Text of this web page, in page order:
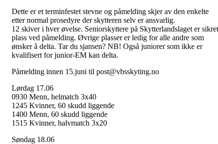
Dette er et terminfestet stevne og påmelding skjer av den enkelte
etter normal prosedyre der skytteren selv er ansvarlig.
12 skiver i hver øvelse. Seniorskyttere på Skytterlandslaget er sikret
plass ved påmelding. Øvrige plasser er ledig for alle andre som
ønsker å delta. Tar du sjansen? NB! Også juniorer som ikke er
kvalifisert for junior-EM kan delta.
Påmelding innen 15.juni til post@vbsskyting.no
Lørdag 17.06
0930 Menn, helmatch 3x40
1245 Kvinner, 60 skudd liggende
1400 Menn, 60 skudd liggende
1515 Kvinner, halvmatch 3x20
Søndag 18.06